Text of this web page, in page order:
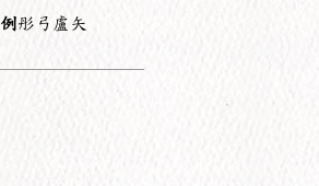
例彤弓盧矢